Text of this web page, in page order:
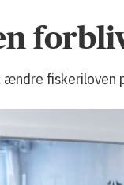
fiskeriloven